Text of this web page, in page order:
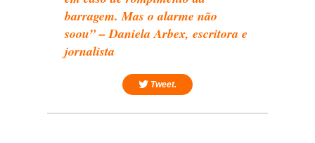
barragem. Mas o alarme não
soou” – Daniela Arbex, escritora e
jornalista
Tweet.